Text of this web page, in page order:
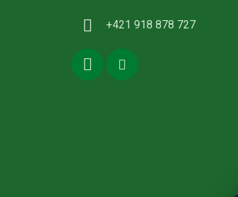
+421 918 878 727